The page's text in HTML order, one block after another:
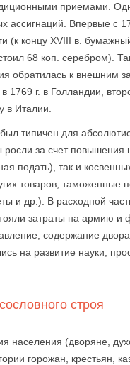
приемами.
ассигнаций. Впервые с
(к концу XVIII в.
68 коп. серебром).
обратилась к внешним
1769 г. в Голландии,
в Италии.
типичен для
за счет повышения
подать), так и
товаров, таможенные
и др.). В расходной
затраты на армию и
содержание
на развитие науки,
строя
населения (дворяне,
горожан, крестьян,